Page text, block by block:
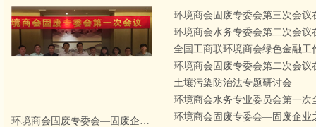
环境商会固废专委会—固废企业之“家”
环境商会固废专委会第三次会议
环境商会水务专委会第二次会议
环境商会固废专委会第二次会议
土壤污染防治法专题研讨会
环境商会固废专委会—固废企业